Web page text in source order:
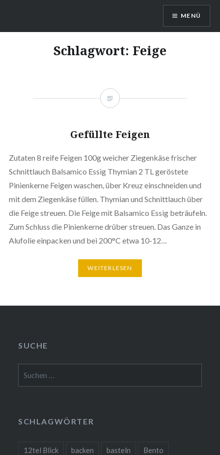
InhaltDragonDanielas Hobbyblog
MENÜ
Schlagwort: Feige
Gefüllte Feigen
Zutaten 8 reife Feigen 100g weicher Ziegenkäse frischer
Schnittlauch Balsamico Essig Thymian 2 TL geröstete
Pinienkerne Feigen waschen, über Kreuz einschneiden und
mit dem Ziegenkäse füllen. Thymian und Schnittlauch über
die Feige streuen. Die Feige mit Balsamico Essig beträufeln.
Zum Schluss die Pinienkerne drüber streuen. Das Ganze in
Alufolie einpacken und bei 200°C etwa 10-12…
WEITERLESEN
SUCHE
nach:
SCHLAGWÖRTER
12tel Blick backen basteln Bento